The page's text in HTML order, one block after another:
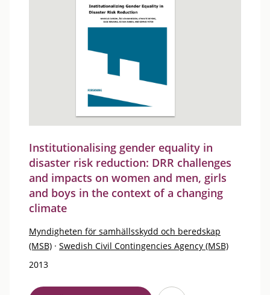
Institutionalising gender equality in
disaster risk reduction: DRR challenges
and impacts on women and men, girls
and boys in the context of a changing
climate
Myndigheten för samhällsskydd och beredskap
(MSB) · Swedish Civil Contingencies Agency (MSB)
2013